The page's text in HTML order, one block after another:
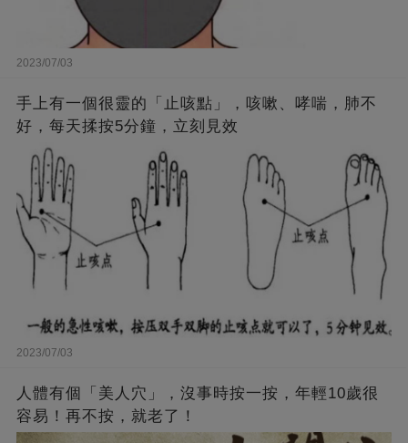
2023/07/03
手上有一個很靈的「止咳點」，咳嗽、哮喘，肺不
好，每天揉按5分鐘，立刻見效
2023/07/03
人體有個「美人穴」，沒事時按一按，年輕10歲很
容易！再不按，就老了！